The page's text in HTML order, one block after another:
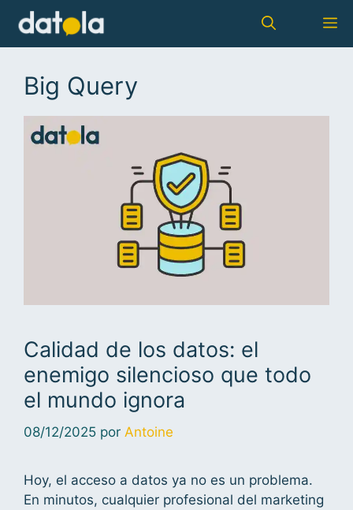
Big Query
Calidad de los datos: el
enemigo silencioso que todo
el mundo ignora
08/12/2025 por Antoine
Hoy, el acceso a datos ya no es un problema.
En minutos, cualquier profesional del marketing